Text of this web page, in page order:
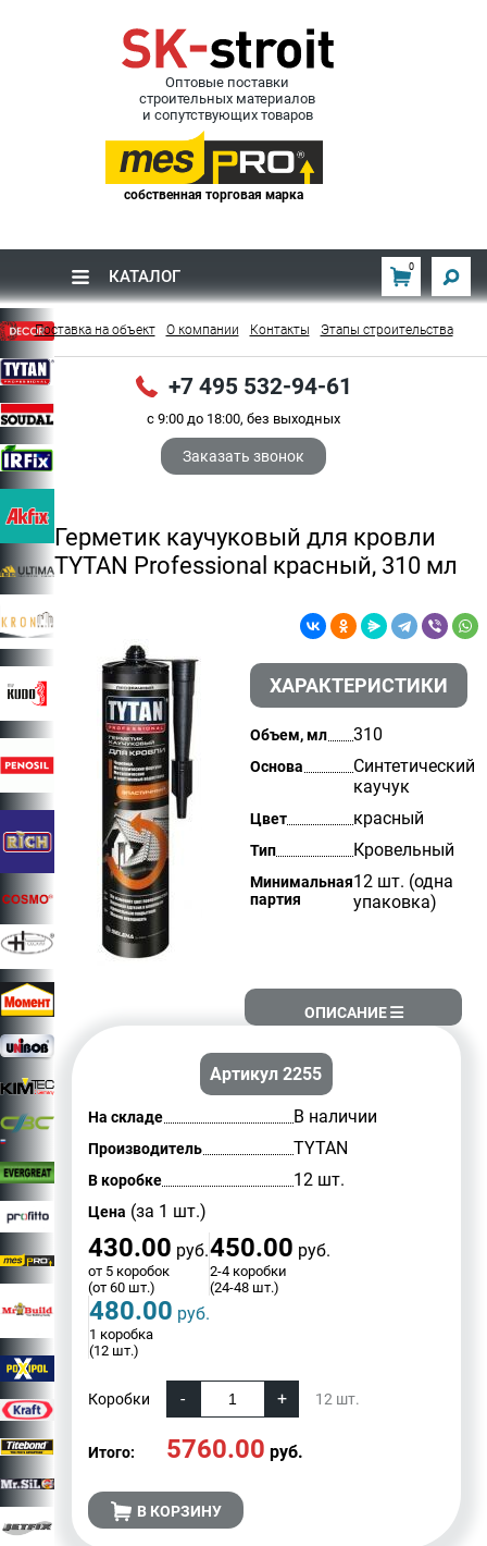
Оптовые поставки
строительных материалов
и сопутствующих товаров
собственная торговая марка
КАТАЛОГ 0
Поставка на объект О компании Контакты Этапы строительства
+7 495 532-94-61
с 9:00 до 18:00, без выходных
Заказать звонок
Герметик каучуковый для кровли
TYTAN Professional красный, 310 мл
ХАРАКТЕРИСТИКИ
Объем, мл 310
Основа
Синтетический
каучук
Цвет красный
Тип Кровельный
Минимальная
партия
12 шт. (одна
упаковка)
ОПИСАНИЕ
Артикул 2255
На складе В наличии
Производитель TYTAN
В коробке 12 шт.
Цена (за 1 шт.)
430.00 руб.
от 5 коробок
(от 60 шт.)
450.00 руб.
2-4 коробки
(24-48 шт.)
480.00 руб.
1 коробка
(12 шт.)
Коробки 12 шт.
Итого: 5760.00 руб.
В КОРЗИНУ